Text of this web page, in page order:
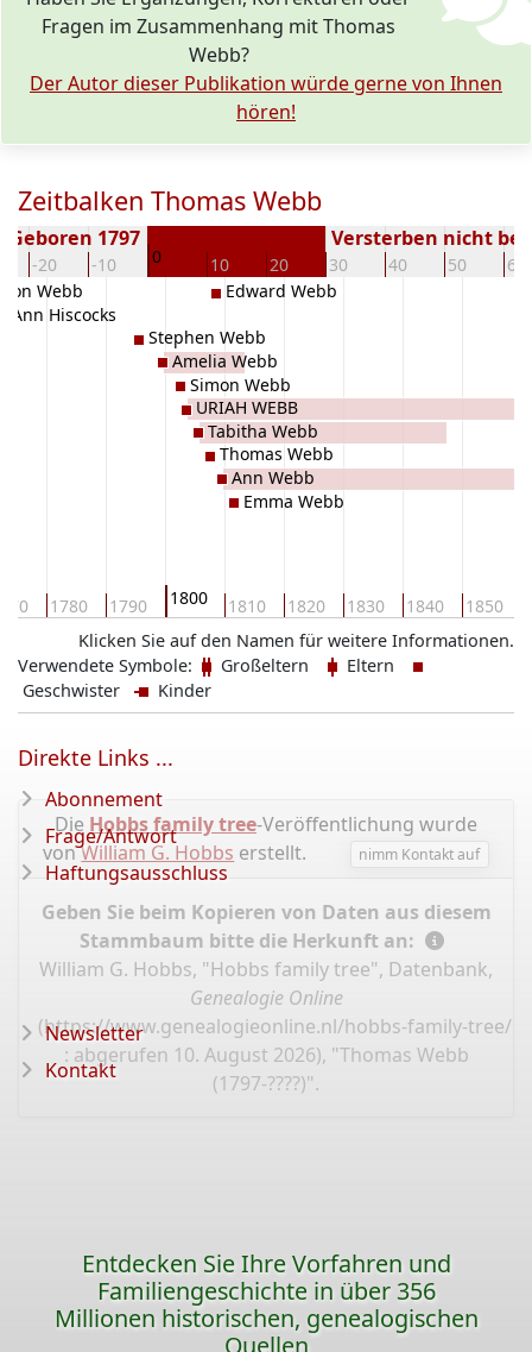
Fragen im Zusammenhang mit Thomas
Webb?
Der Autor dieser Publikation würde gerne von Ihnen
hören!
Zeitbalken Thomas Webb
-20 -10 0 10 20 30 40 50 60
Geboren 1797 Versterben nicht
1780 1790 1800 1810 1820 1830 1840 1850
Webb
Ann Hiscocks
Stephen Webb
Amelia Webb
Simon Webb
URIAH WEBB
Tabitha Webb
Thomas Webb
Edward Webb
Ann Webb
Emma Webb
Klicken Sie auf den Namen für weitere Informationen.
Verwendete Symbole:
Großeltern
Eltern
Geschwister
Kinder
Die Hobbs family tree-Veröffentlichung wurde
vonWilliam G. Hobbs erstellt. nimm Kontakt auf
Geben Sie beim Kopieren von Daten aus diesem
Stammbaum bitte die Herkunft an:
William G. Hobbs, "Hobbs family tree", Datenbank,
Genealogie Online
(https://www.genealogieonline.nl/hobbs-family-tree/
: abgerufen 10. August 2026), "Thomas Webb
(1797-????)".
Direkte Links ...
Abonnement
Frage/Antwort
Haftungsausschluss
Newsletter
Kontakt
Entdecken Sie Ihre Vorfahren und
Familiengeschichte in über 356
Millionen historischen, genealogischen
Quellen